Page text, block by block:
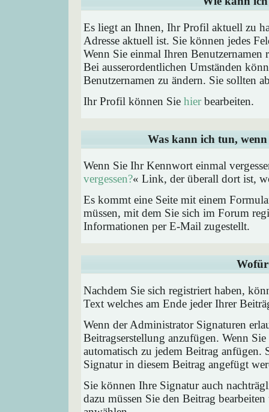
Es liegt an Ihnen, Ihr Profil aktuell zu
Adresse aktuell ist. Sie können jedes
Wenn Sie einmal Ihren
Bei ausserordentlichen Umständen
Benutzernamen zu ändern. Sie sollten
Ihr Profil können Sie hierbearbeiten.
Was kann ich tun, wenn
Wenn Sie Ihr Kennwort einmal
vergessen?« Link, der überall dort ist,
Es kommt eine Seite mit einem
müssen, mit dem Sie sich im Forum
Informationen per E-Mail zugestellt.
Nachdem Sie sich registriert haben,
Text welches am Ende jeder Ihrer
Wenn der Administrator Signaturen
Beitragserstellung anzufügen. Wenn
automatisch zu jedem Beitrag
Signatur in diesem Beitrag angefügt
Sie können Ihre Signatur auch
dazu müssen Sie den Beitrag